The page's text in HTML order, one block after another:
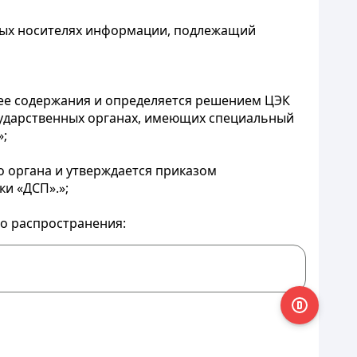
носителях информации, подлежащий
содержания и определяется решением ЦЭК
органах, имеющих специальный
органа и утверждается приказом
«ДСП».»;
распространения: